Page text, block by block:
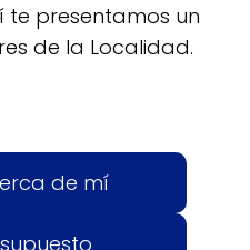
presentamos un
de la Localidad.
de mí